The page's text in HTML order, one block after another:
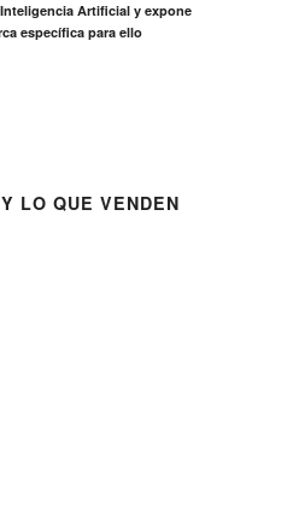
Artificial y expone
específica para ello
LO QUE VENDEN